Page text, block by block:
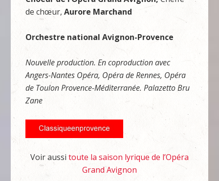
de chœur,Aurore Marchand
Orchestre national Avignon-Provence
Nouvelle production. En coproduction avec
Angers-Nantes Opéra, Opéra de Rennes, Opéra
de Toulon Provence-Méditerranée. Palazetto Bru
Zane
Voir aussi toute la saison lyrique de l’Opéra
Grand Avignon